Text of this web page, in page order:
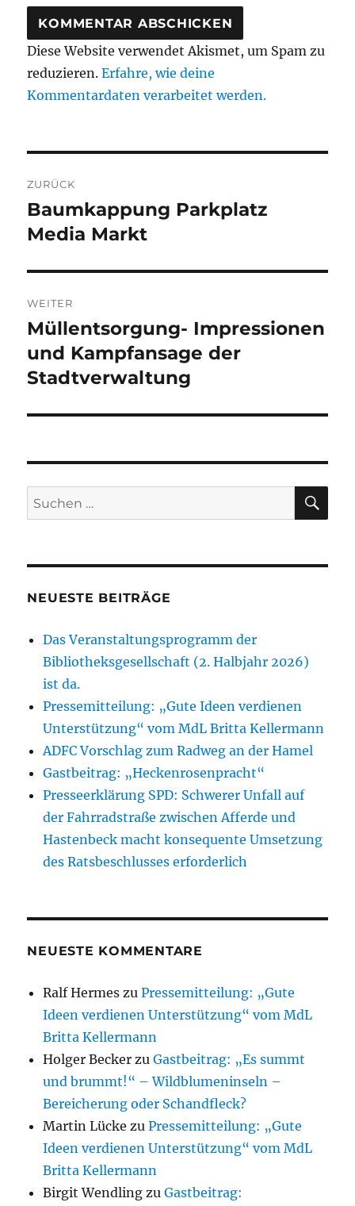
Diese Website verwendet Akismet, um Spam zu
reduzieren.Erfahre, wie deine
Kommentardaten verarbeitet werden.
ZURÜCK
Vorheriger
Beitrag:
Baumkappung Parkplatz
Media Markt
WEITER
Nächster
Beitrag:
Müllentsorgung- Impressionen
und Kampfansage der
Stadtverwaltung
Suchen
nach:
NEUESTE BEITRÄGE
Das Veranstaltungsprogramm der
Bibliotheksgesellschaft (2. Halbjahr 2026)
ist da.
Pressemitteilung: „Gute Ideen verdienen
Unterstützung“ vom MdL Britta Kellermann
ADFC Vorschlag zum Radweg an der Hamel
Gastbeitrag: „Heckenrosenpracht“
Presseerklärung SPD: Schwerer Unfall auf
der Fahrradstraße zwischen Afferde und
Hastenbeck macht konsequente Umsetzung
des Ratsbeschlusses erforderlich
NEUESTE KOMMENTARE
Ralf Hermes zuPressemitteilung: „Gute
Ideen verdienen Unterstützung“ vom MdL
Britta Kellermann
Holger Becker zuGastbeitrag: „Es summt
und brummt!“ – Wildblumeninseln –
Bereicherung oder Schandfleck?
Martin Lücke zuPressemitteilung: „Gute
Ideen verdienen Unterstützung“ vom MdL
Britta Kellermann
Birgit Wendling zuGastbeitrag: